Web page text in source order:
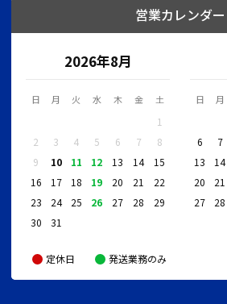
営業カレンダー
2026年8月
日 月 火 水 木 金 土
1
2
3 4 5 6 7
8
9
10 11 12 13 14
15
16
17 18 19 20 21
22
23
24 25 26 27 28
29
30
31
日 月
6
7
13
14
20
21
27
28
定休日 発送業務のみ